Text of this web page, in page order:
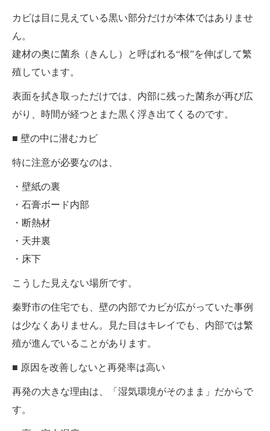
カビは目に見えている黒い部分だけが本体ではありませ
ん。
建材の奥に菌糸（きんし）と呼ばれる“根”を伸ばして繁
殖しています。
表面を拭き取っただけでは、内部に残った菌糸が再び広
がり、時間が経つとまた黒く浮き出てくるのです。
■ 壁の中に潜むカビ
特に注意が必要なのは、
・壁紙の裏
・石膏ボード内部
・断熱材
・天井裏
・床下
こうした見えない場所です。
秦野市の住宅でも、壁の内部でカビが広がっていた事例
は少なくありません。見た目はキレイでも、内部では繁
殖が進んでいることがあります。
■ 原因を改善しないと再発率は高い
再発の大きな理由は、「湿気環境がそのまま」だからで
す。